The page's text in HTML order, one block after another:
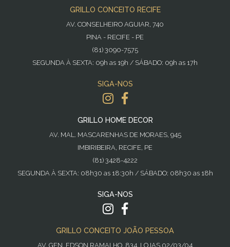
GRILLO CONCEITO RECIFE
AV. CONSELHEIRO AGUIAR, 740
PINA - RECIFE - PE
(81) 3090-7575
SEGUNDA À SEXTA: 09h as 19h / SÁBADO: 09h as 17h
SIGA-NOS
GRILLO HOME DECOR
AV. MAL. MASCARENHAS DE MORAES, 945
IMBIRIBEIRA, RECIFE, PE
(81) 3428-4222
SEGUNDA À SEXTA: 08h30 as 18:30h / SÁBADO: 08h30 as 18h
SIGA-NOS
GRILLO CONCEITO JOÃO PESSOA
AV. GEN. EDSON RAMALHO, 834, LOJAS 02/03/04